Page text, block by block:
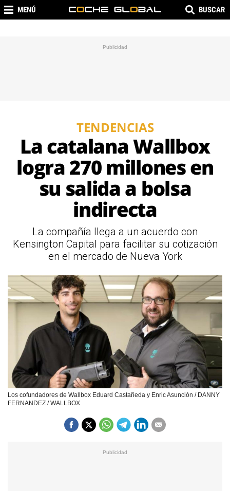
MENÚ BUSCAR
TENDENCIAS
La catalana Wallbox
logra 270 millones en
su salida a bolsa
indirecta
La compañía llega a un acuerdo con
Kensington Capital para facilitar su cotización
en el mercado de Nueva York
Los cofundadores de Wallbox Eduard Castañeda y Enric Asunción / DANNY
FERNANDEZ / WALLBOX